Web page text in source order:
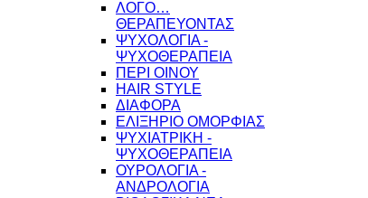
ΛΟΓΟ…
ΘΕΡΑΠΕΥΟΝΤΑΣ
ΨΥΧΟΛΟΓΙΑ -
ΨΥΧΟΘΕΡΑΠΕΙΑ
ΠΕΡΙ ΟΙΝΟΥ
HAIR STYLE
ΔΙΑΦΟΡΑ
ΕΛΙΞΗΡΙΟ ΟΜΟΡΦΙΑΣ
ΨΥΧΙΑΤΡΙΚΗ -
ΨΥΧΟΘΕΡΑΠΕΙΑ
ΟΥΡΟΛΟΓΙΑ -
ΑΝΔΡΟΛΟΓΙΑ